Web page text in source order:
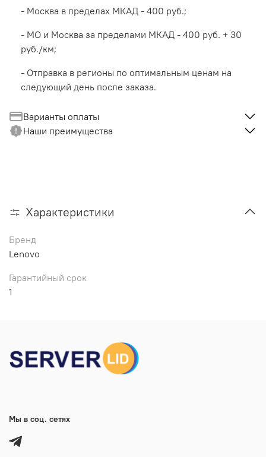
- Москва в пределах МКАД - 400 руб.;
- МО и Москва за пределами МКАД - 400 руб. + 30
руб./км;
- Отправка в регионы по оптимальным ценам на
следующий день после заказа.
Варианты оплаты
Наши преимущества
Характеристики
Бренд
Lenovo
Гарантийный срок
1
Мы в соц. сетях